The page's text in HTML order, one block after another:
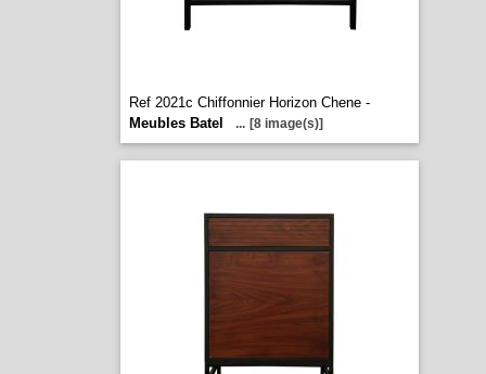
Ref 2021c Chiffonnier Horizon Chene -
Meubles Batel
... [8 image(s)]